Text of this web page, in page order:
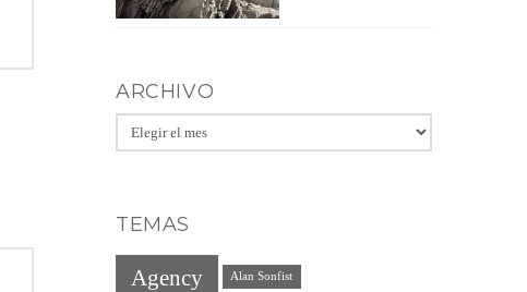
ARCHIVO
Archivo
TEMAS
Agency Alan Sonfist